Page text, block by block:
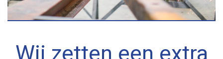
Wij zetten een extra